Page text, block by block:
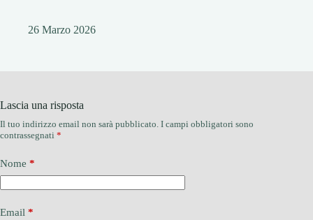
26 Marzo 2026
Lascia una risposta
Il tuo indirizzo email non sarà pubblicato. I campi obbligatori sono
contrassegnati *
Nome *
Email *